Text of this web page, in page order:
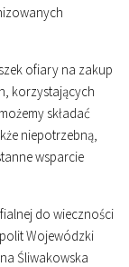
ofiary na zakup
korzystających
składać
niepotrzebną,
wsparcie
do wieczności
Wojewódzki
Śliwakowska